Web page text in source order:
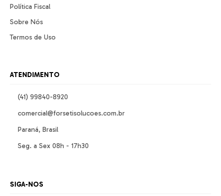
Política Fiscal
Sobre Nós
Termos de Uso
ATENDIMENTO
(41) 99840-8920
comercial@forsetisolucoes.com.br
Paraná, Brasil
Seg. a Sex 08h - 17h30
SIGA-NOS